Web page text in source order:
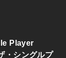
Player
シングルプ